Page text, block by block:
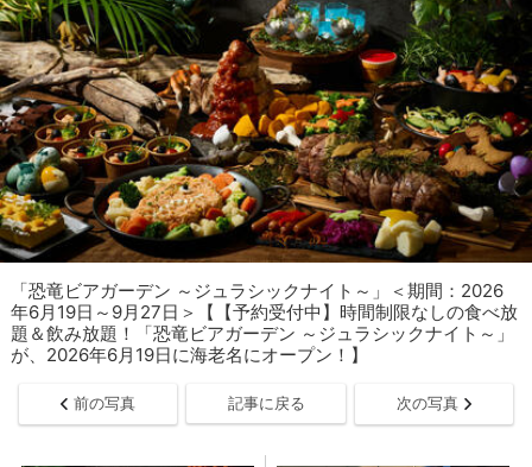
「​​​恐竜ビアガーデン ～ジュラシックナイト～」＜期間：2026
年6月19日～9月27日＞【【予約受付中】時間制限なしの食べ放
題＆飲み放題！「恐竜ビアガーデン ～ジュラシックナイト～」
が、2026年6月19日に海老名にオープン！】
前の写真 記事に戻る 次の写真